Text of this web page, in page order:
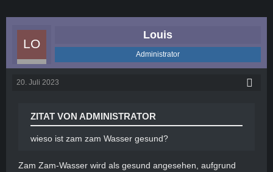
Louis
Administrator
20. Juli 2023
ZITAT VON ADMINISTRATOR
wieso ist zam zam Wasser gesund?
Zam Zam-Wasser wird als gesund angesehen, aufgrund